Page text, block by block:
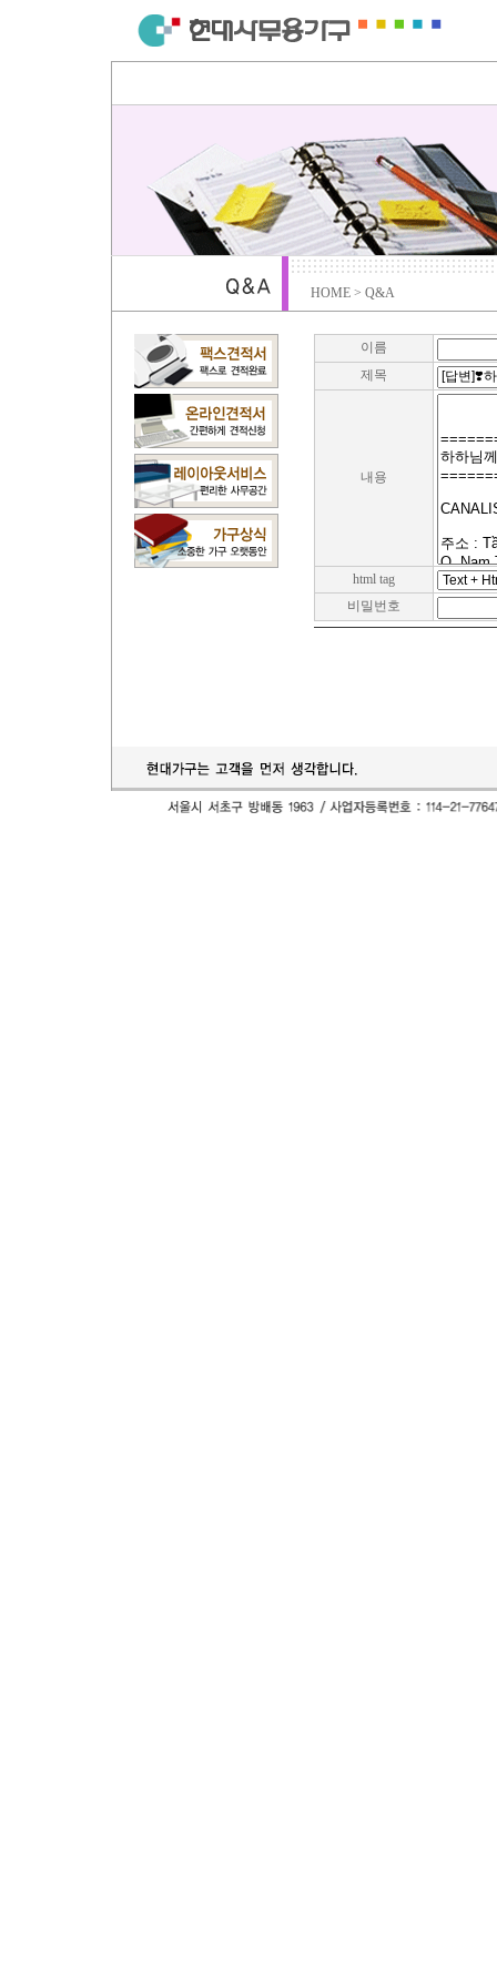
HOME > Q&A
이름
제목
내용
html tag
비밀번호